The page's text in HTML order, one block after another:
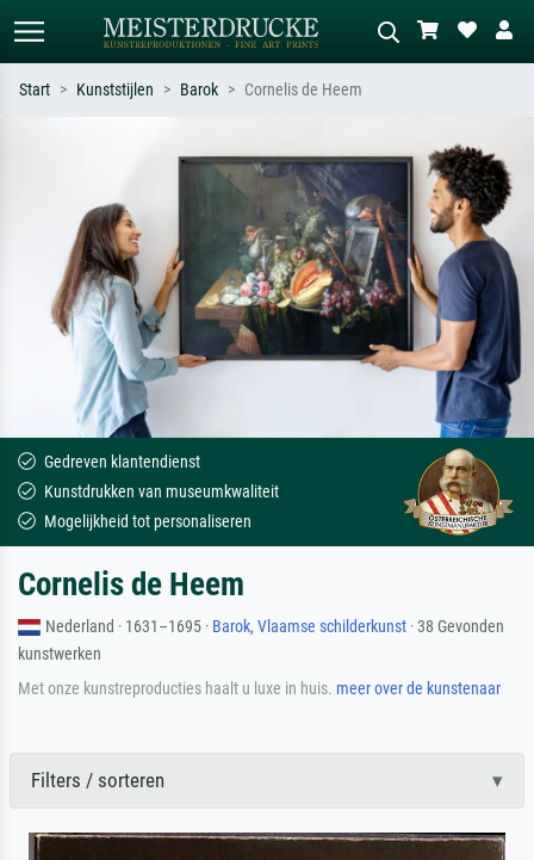
Zoek op kunstenaar, titel of stijl – bijv.
Monet, Sterrennacht, impressionisme,
Hokusai-golf, naakt.
Beschrijf de scène – bijv. groene
weide, abstract met veel rood, donker
olieverfschilderij, staand naakt naast
een boom.
Start Kunststijlen Barok Cornelis de Heem
Gedreven klantendienst
Kunstdrukken van museumkwaliteit
Mogelijkheid tot personaliseren
Cornelis de Heem
Nederland · 1631–1695 · Barok,Vlaamse schilderkunst · 38 Gevonden
kunstwerken
Met onze kunstreproducties haalt u luxe in huis. meer over de kunstenaar
Filters / sorteren